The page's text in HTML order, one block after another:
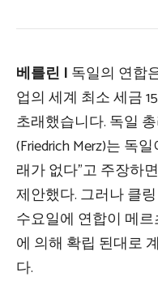
베를린 | 독일의 연합
업의 세계 최소 세금
초래했습니다. 독일
(Friedrich Merz)는 독
래가 없다”고 주장하
제안했다. 그러나 클
수요일에 연합이 메
에 의해 확립 된대로
다.